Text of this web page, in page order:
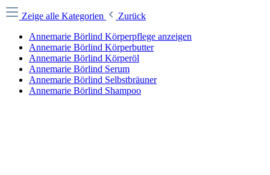
Zeige alle Kategorien
Zurück
Annemarie Börlind Körperpflege anzeigen
Annemarie Börlind Körperbutter
Annemarie Börlind Körperöl
Annemarie Börlind Serum
Annemarie Börlind Selbstbräuner
Annemarie Börlind Shampoo